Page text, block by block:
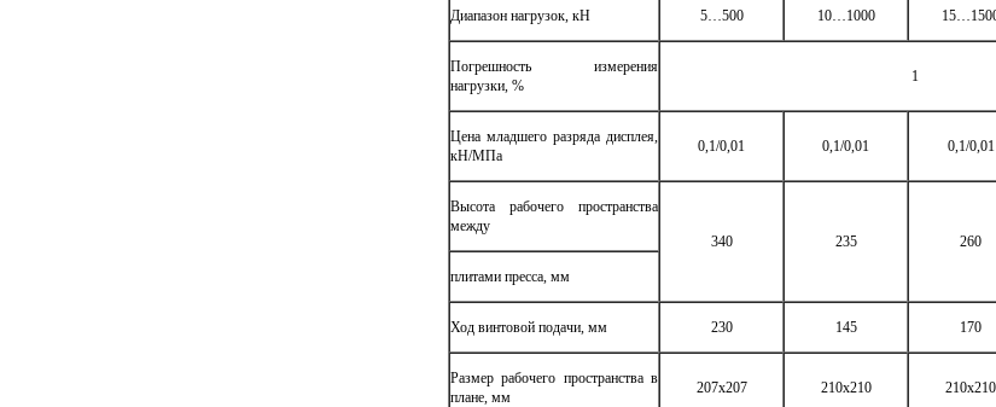
Диапазон нагрузок, кН 5…500 10…1000
Погрешность измерения
нагрузки, %
1
Цена младшего разряда дисплея,
кН/МПа
0,1/0,01 0,1/0,01 0,1/0,01
Высота рабочего пространства
между
340
235 260
плитами пресса, мм
Ход винтовой подачи, мм 230 145 170
Размер рабочего пространства в
плане, мм
207x207 210x210 210x210